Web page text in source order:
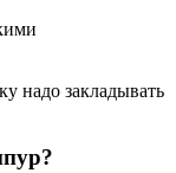
надо закладывать